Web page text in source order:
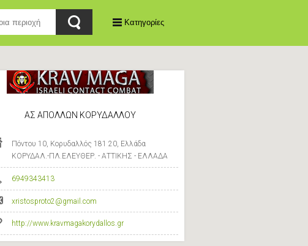
Κατηγορίες
ΑΣ ΑΠΟΛΛΩΝ ΚΟΡΥΔΑΛΛΟΥ
Πόντου 10, Κορυδαλλός 181 20, Ελλάδα
ΚΟΡΥΔΑΛ.-ΠΛ.ΕΛΕΥΘΕΡ. - ΑΤΤΙΚΗΣ - ΕΛΛΑΔΑ
6949343413
xristosproto2@gmail.com
http://www.kravmagakorydallos.gr